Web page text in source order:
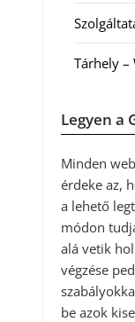
Tárhely –
Legyen a
Minden
érdeke az,
a lehető
módon
alá vetik
végzése
be azok